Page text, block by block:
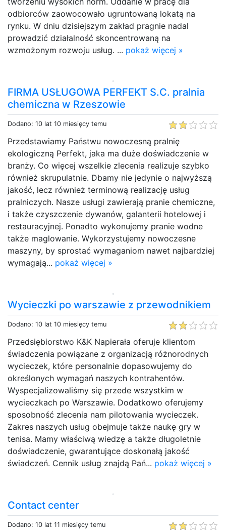
odbiorców zaowocowało ugruntowaną lokatą na
rynku. W dniu dzisiejszym zakład pragnie nadal
prowadzić działalność skoncentrowaną na
wzmożonym rozwoju usług. ... pokaż więcej »
FIRMA USŁUGOWA PERFEKT S.C. pralnia
chemiczna w Rzeszowie
Dodano: 10 lat 10 miesięcy temu
Przedstawiamy Państwu nowoczesną pralnię
ekologiczną Perfekt, jaka ma duże doświadczenie w
branży. Co więcej wszelkie zlecenia realizuje szybko
również skrupulatnie. Dbamy nie jedynie o najwyższą
jakość, lecz również terminową realizację usług
pralniczych. Nasze usługi zawierają pranie chemiczne,
i także czyszczenie dywanów, galanterii hotelowej i
restauracyjnej. Ponadto wykonujemy pranie wodne
także maglowanie. Wykorzystujemy nowoczesne
maszyny, by sprostać wymaganiom nawet najbardziej
wymagają... pokaż więcej »
Wycieczki po warszawie z przewodnikiem
Dodano: 10 lat 10 miesięcy temu
Przedsiębiorstwo K&K Napierała oferuje klientom
świadczenia powiązane z organizacją różnorodnych
wycieczek, które personalnie dopasowujemy do
określonych wymagań naszych kontrahentów.
Wyspecjalizowaliśmy się przede wszystkim w
wycieczkach po Warszawie. Dodatkowo oferujemy
sposobność zlecenia nam pilotowania wycieczek.
Zakres naszych usług obejmuje także naukę gry w
tenisa. Mamy właściwą wiedzę a także długoletnie
doświadczenie, gwarantujące doskonałą jakość
świadczeń. Cennik usług znajdą Pań... pokaż więcej »
Contact center
Dodano: 10 lat 11 miesięcy temu